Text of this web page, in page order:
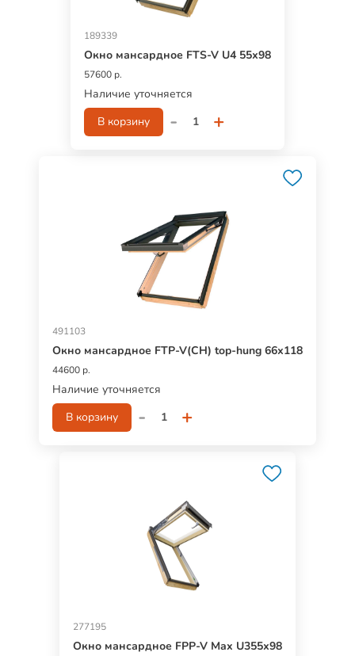
189339
Окно мансардное FTS-V U4 55х98
57600 р.
Наличие уточняется
В корзину
- +
491103
Окно мансардное FTP-V(CH) top-hung 66х118
44600 р.
Наличие уточняется
В корзину
- +
277195
Окно мансардное FPP-V Max U355х98